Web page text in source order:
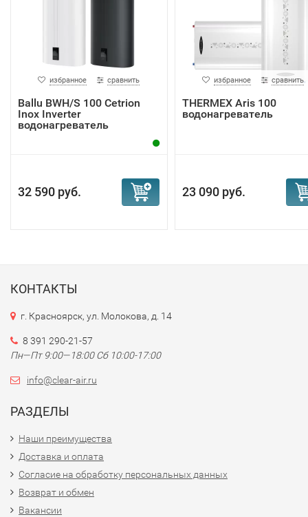
избранное сравнить
Ballu BWH/S 100 Cetrion
Inox Inverter
водонагреватель
32 590 руб.
избранное сравнить
THERMEX Aris 100
водонагреватель
23 090 руб.
КОНТАКТЫ
г. Красноярск, ул. Молокова, д. 14
8 391 290-21-57
Пн—Пт 9:00—18:00 Сб 10:00-17:00
info@clear-air.ru
РАЗДЕЛЫ
Наши преимущества
Доставка и оплата
Согласие на обработку персональных данных
Возврат и обмен
Вакансии